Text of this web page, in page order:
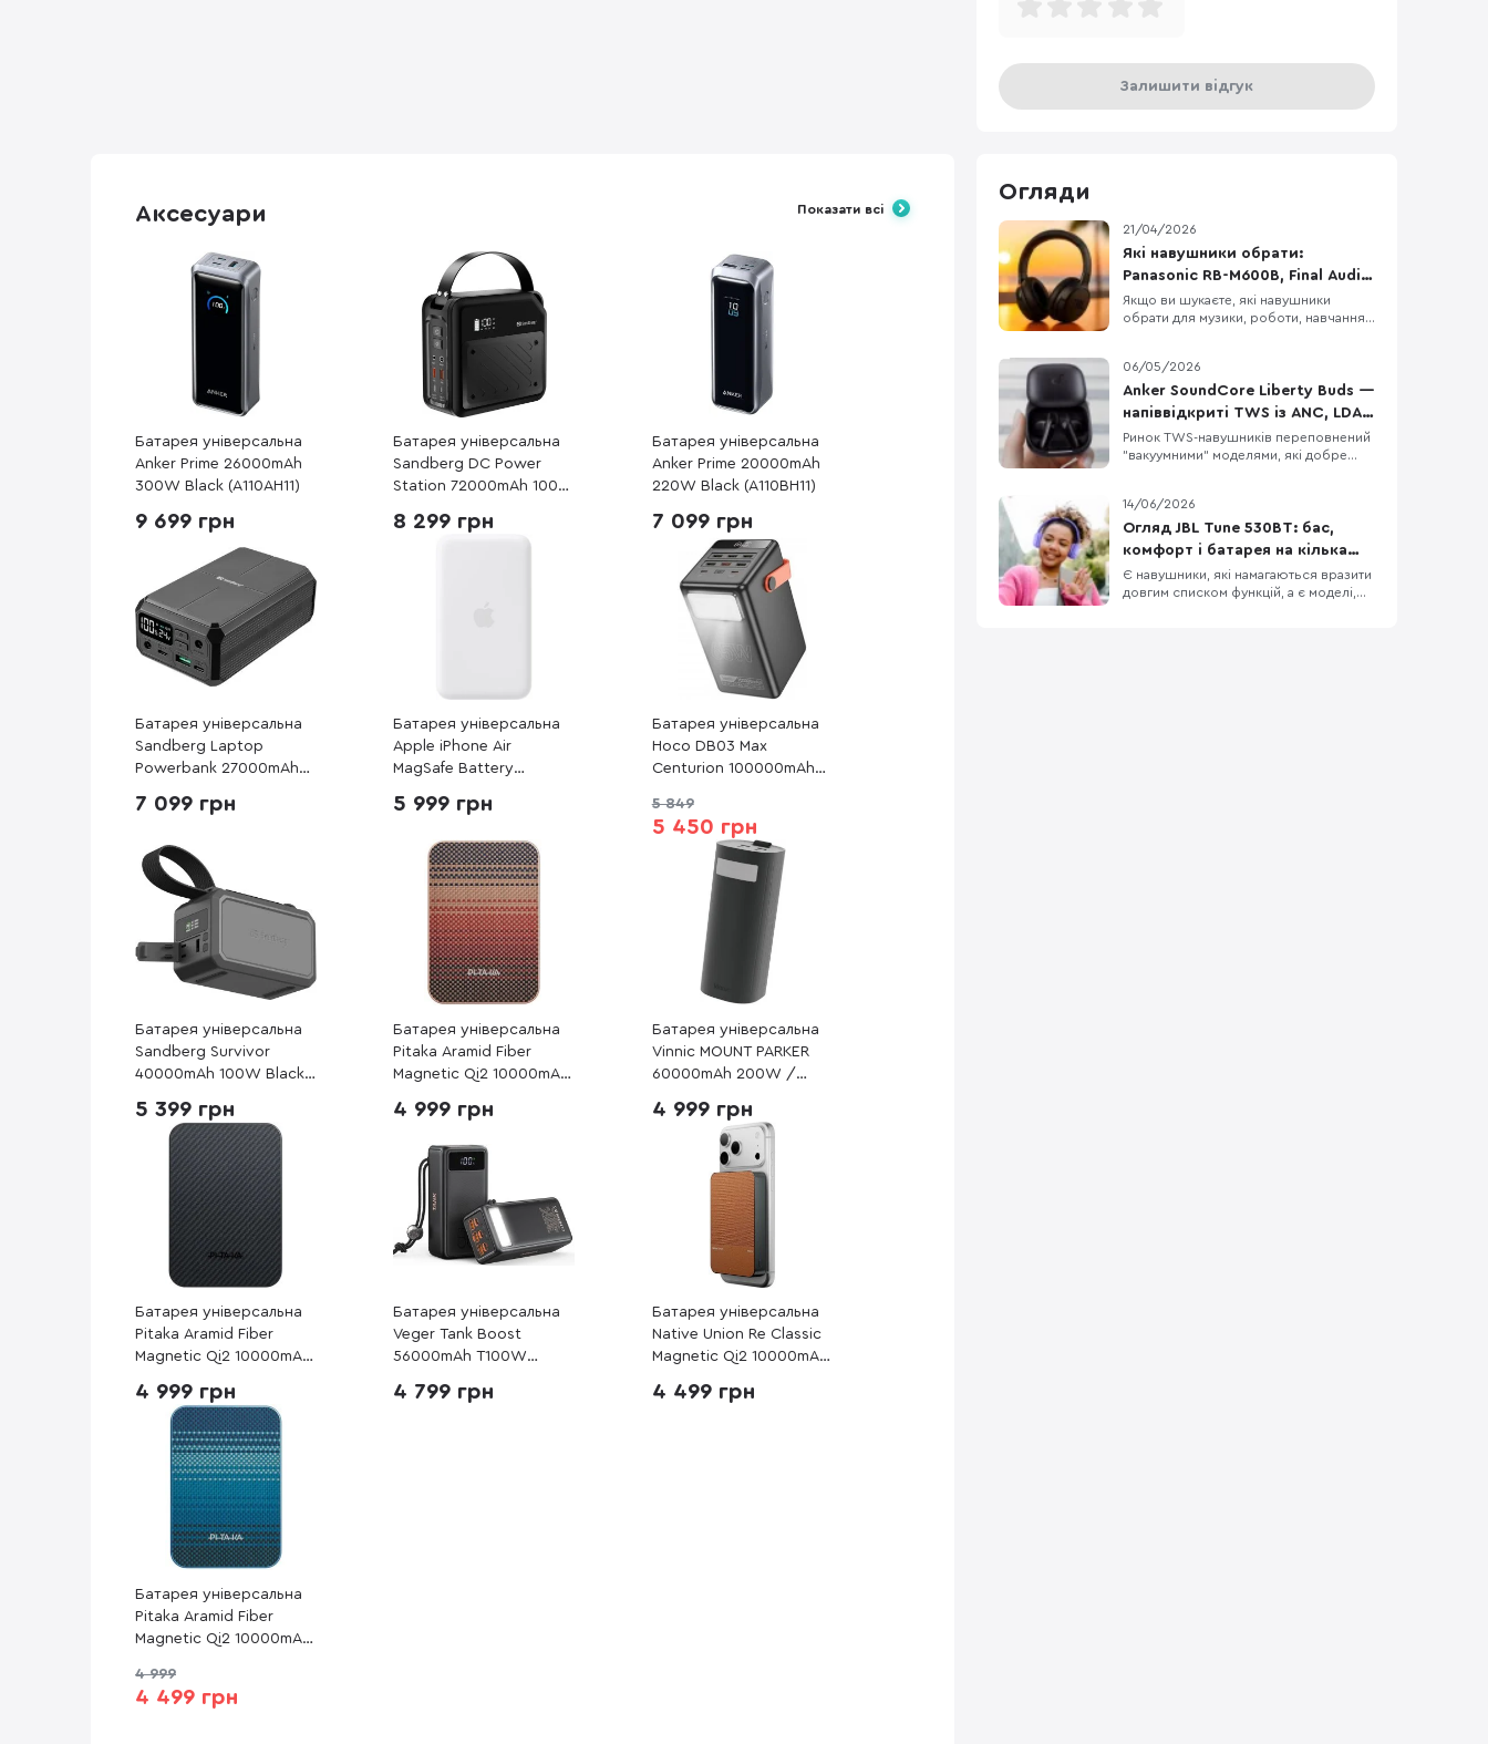
Залишити відгук
Показати всі
Аксесуари
Батарея універсальна
Anker Prime 26000mAh
300W Black (A110AH11)
9 699 грн
Батарея універсальна
Sandberg DC Power
Station 72000mAh 100W
8 299 грн
Батарея універсальна
Anker Prime 20000mAh
220W Black (A110BH11)
7 099 грн
Батарея універсальна
Sandberg Laptop
Powerbank 27000mAh
7 099 грн
Батарея універсальна
Apple iPhone Air
MagSafe Battery
5 999 грн
Батарея універсальна
Hoco DB03 Max
Centurion 100000mAh
(6942007635981)
5 849
5 450 грн
Батарея універсальна
Sandberg Survivor
40000mAh 100W Black
5 399 грн
Батарея універсальна
Pitaka Aramid Fiber
Magnetic Qi2 10000mAh
4 999 грн
Батарея універсальна
Vinnic MOUNT PARKER
60000mAh 200W /
(VPPB-LF200WBK)
4 999 грн
Батарея універсальна
Pitaka Aramid Fiber
Magnetic Qi2 10000mAh
(PBQ2501)
4 999 грн
Батарея універсальна
Veger Tank Boost
56000mAh T100W
Laptop ( VP 5001С)
4 799 грн
Батарея універсальна
Native Union Re Classic
Magnetic Qi2 10000mAh
4 499 грн
Батарея універсальна
Pitaka Aramid Fiber
Magnetic Qi2 10000mAh
(PBQ2503)
4 999
4 499 грн
Огляди
21/04/2026
Які навушники обрати:
Panasonic RB-M600B, Final Audio
UX1000 чи JBL Tune 770NC
Якщо ви шукаєте, які навушники
обрати для музики, роботи, навчання
опинитися в одному списку
порівняння. Це бездротові навушники
з наголів’ям, орієнтовані на щоденне
використання, музику, дзвінки,
транспорт і роботу в шумному
06/05/2026
Anker SoundCore Liberty Buds —
напіввідкриті TWS із ANC, LDAC
та AI-перекладом
Ринок TWS-навушників переповнений
"вакуумними" моделями, які добре
Anker SoundCore Liberty Buds
пропонують інший підхід:
напіввідкритий дизайн без тиску у
вухах, але з технологіями рівня
флагманів. Тут є адаптивне
шумозаглушення, LDAC,
14/06/2026
Огляд JBL Tune 530BT: бас,
комфорт і батарея на кілька
днів
Є навушники, які намагаються вразити
довгим списком функцій, а є моделі,